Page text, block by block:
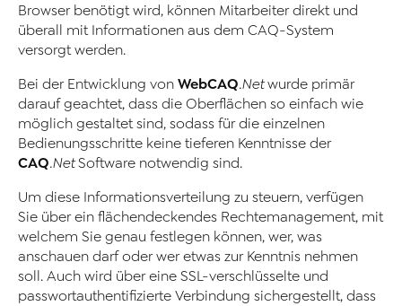
Browser benötigt wird, können Mitarbeiter direkt und
überall mit Informationen aus dem CAQ-System
versorgt werden.
Bei der Entwicklung von WebCAQ.Netwurde primär
darauf geachtet, dass die Oberflächen so einfach wie
möglich gestaltet sind, sodass für die einzelnen
Bedienungsschritte keine tieferen Kenntnisse der
CAQ.NetSoftware notwendig sind.
Um diese Informationsverteilung zu steuern, verfügen
Sie über ein flächendeckendes Rechtemanagement, mit
welchem Sie genau festlegen können, wer, was
anschauen darf oder wer etwas zur Kenntnis nehmen
soll. Auch wird über eine SSL-verschlüsselte und
passwortauthentifizierte Verbindung sichergestellt, dass